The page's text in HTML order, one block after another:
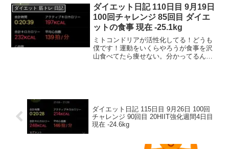
目となり、さぞかし体脂肪が燃えている
とお思いでし...
ダイエット 筋トレ 日記
ダイエット日記 110日目 9月19日
100回チャレンジ 85回目 ダイエ
ットの食事 現在 -25.1kg
ミトコンドリアが活性化してる！どうも
僕です！運動をいくらやろうが食事を沢
山食べてたら痩せない。分かってるんだ
ダイエット日記 115日目 9月26日 100回
チャレンジ 90回目 20HIIT強化週間4日目
現在 -24.6kg